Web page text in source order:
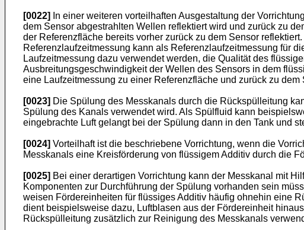
[0022]
In einer weiteren vorteilhaften Ausgestaltung der
dem Sensor abgestrahlten Wellen reflektiert wird und zurück zu
der Referenzfläche bereits vorher zurück zu dem Sensor
Referenzlaufzeitmessung kann als Referenzlaufzeitmessung für
Laufzeitmessung dazu verwendet werden, die Qualität des
Ausbreitungsgeschwindigkeit der Wellen des Sensors in dem
eine Laufzeitmessung zu einer Referenzfläche und zurück zu
[0023] Die Spülung des Messkanals durch die Rückspülleitung
Spülung des Kanals verwendet wird. Als Spülfluid kann
eingebrachte Luft gelangt bei der Spülung dann in den Tank und
[0024] Vorteilhaft ist die beschriebene Vorrichtung, wenn die
Messkanals eine Kreisförderung von flüssigem Additiv durch die
[0025] Bei einer derartigen Vorrichtung kann der Messkanal mit
Komponenten zur Durchführung der Spülung vorhanden sein
weisen Fördereinheiten für flüssiges Additiv häufig ohnehin eine
dient beispielsweise dazu, Luftblasen aus der Fördereinheit
Rückspülleitung zusätzlich zur Reinigung des Messkanals